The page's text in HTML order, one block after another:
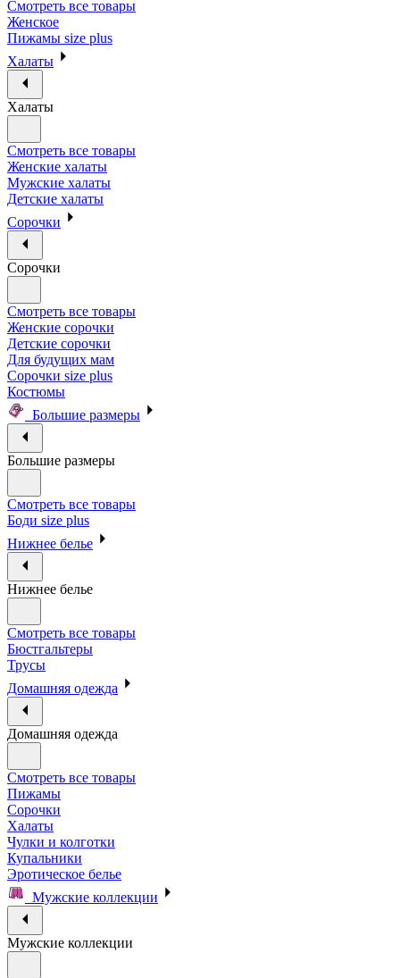
Смотреть все товары
Женское
Пижамы size plus
Халаты
Халаты
Смотреть все товары
Женские халаты
Мужские халаты
Детские халаты
Сорочки
Сорочки
Смотреть все товары
Женские сорочки
Детские сорочки
Для будущих мам
Сорочки size plus
Костюмы
Большие размеры
Большие размеры
Смотреть все товары
Боди size plus
Нижнее белье
Нижнее белье
Смотреть все товары
Бюстгальтеры
Трусы
Домашняя одежда
Домашняя одежда
Смотреть все товары
Пижамы
Сорочки
Халаты
Чулки и колготки
Купальники
Эротическое белье
Мужские коллекции
Мужские коллекции